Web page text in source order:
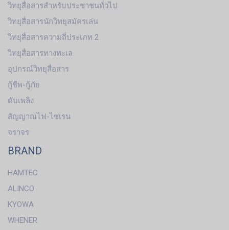
วิทยุสื่อสารสำหรับประชาชนทั่วไป
วิทยุสื่อสารนักวิทยุสมัครเล่น
วิทยุสื่อสารความถี่ประเภท 2
วิทยุสื่อสารทางทะเล
อุปกรณ์วิทยุสื่อสาร
กู้ชีพ-กู้ภัย
ดับเพลิง
สัญญาณไฟ-ไซเรน
จราจร
BRAND
HAMTEC
ALINCO
KYOWA
WHENER